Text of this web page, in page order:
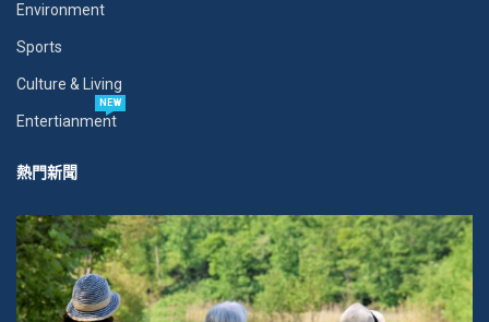
Environment
Sports
Culture & Living
Entertianment
NEW
熱門新聞